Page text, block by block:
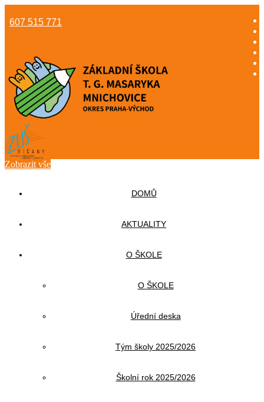
607 515 771
Zobrazit vše
DOMŮ
AKTUALITY
O ŠKOLE
O ŠKOLE
Úřední deska
Tým školy 2025/2026
Školní rok 2025/2026